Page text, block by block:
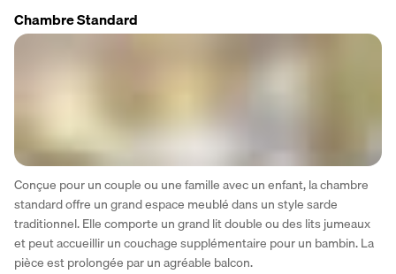
Chambre Standard
Conçue pour un couple ou une famille avec un enfant, la chambre
standard offre un grand espace meublé dans un style sarde
traditionnel. Elle comporte un grand lit double ou des lits jumeaux
et peut accueillir un couchage supplémentaire pour un bambin. La
pièce est prolongée par un agréable balcon.